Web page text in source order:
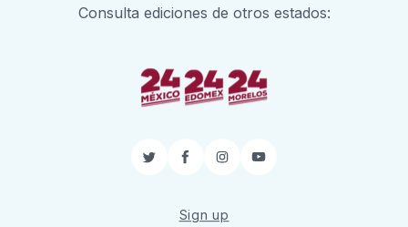
Consulta ediciones de otros estados:
TwitterFacebook
InstagramYouTube
Sign up